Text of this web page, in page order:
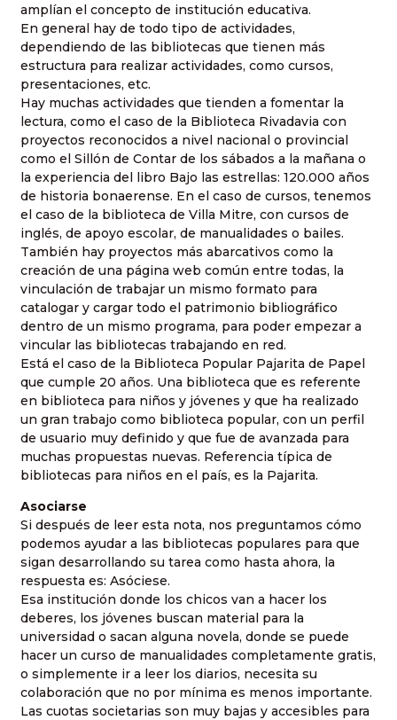
amplían el concepto de institución educativa.
En general hay de todo tipo de actividades,
dependiendo de las bibliotecas que tienen más
estructura para realizar actividades, como cursos,
presentaciones, etc.
Hay muchas actividades que tienden a fomentar la
lectura, como el caso de la Biblioteca Rivadavia con
proyectos reconocidos a nivel nacional o provincial
como el Sillón de Contar de los sábados a la mañana o
la experiencia del libro Bajo las estrellas: 120.000 años
de historia bonaerense. En el caso de cursos, tenemos
el caso de la biblioteca de Villa Mitre, con cursos de
inglés, de apoyo escolar, de manualidades o bailes.
También hay proyectos más abarcativos como la
creación de una página web común entre todas, la
vinculación de trabajar un mismo formato para
catalogar y cargar todo el patrimonio bibliográfico
dentro de un mismo programa, para poder empezar a
vincular las bibliotecas trabajando en red.
Está el caso de la Biblioteca Popular Pajarita de Papel
que cumple 20 años. Una biblioteca que es referente
en biblioteca para niños y jóvenes y que ha realizado
un gran trabajo como biblioteca popular, con un perfil
de usuario muy definido y que fue de avanzada para
muchas propuestas nuevas. Referencia típica de
bibliotecas para niños en el país, es la Pajarita.
Asociarse
Si después de leer esta nota, nos preguntamos cómo
podemos ayudar a las bibliotecas populares para que
sigan desarrollando su tarea como hasta ahora, la
respuesta es: Asóciese.
Esa institución donde los chicos van a hacer los
deberes, los jóvenes buscan material para la
universidad o sacan alguna novela, donde se puede
hacer un curso de manualidades completamente gratis,
o simplemente ir a leer los diarios, necesita su
colaboración que no por mínima es menos importante.
Las cuotas societarias son muy bajas y accesibles para